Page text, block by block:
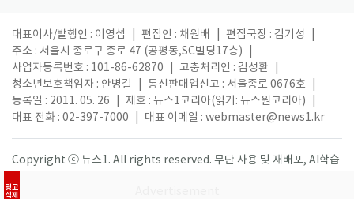
광고
삭제
대표이사/발행인 : 이영섭 편집인 : 채원배 편집국장 : 김기성
주소 : 서울시 종로구 종로 47 (공평동,SC빌딩17층)
사업자등록번호 : 101-86-62870
고충처리인 : 김성환
청소년보호책임자 : 안병길
통신판매업신고 : 서울종로 0676호
등록일 : 2011. 05. 26
제호 : 뉴스1코리아(읽기: 뉴스원코리아)
대표 전화 : 02-397-7000
대표 이메일 : webmaster@news1.kr
Copyright ⓒ 뉴스1. All rights reserved. 무단 사용 및 재배포, AI학습
활용 금지.